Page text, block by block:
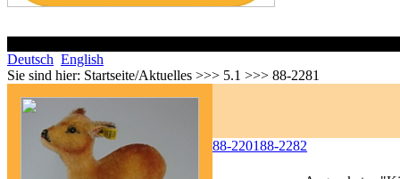
Deutsch English
Sie sind hier: Startseite/Aktuelles >>> 5.1 >>> 88-2281
88-220188-2282